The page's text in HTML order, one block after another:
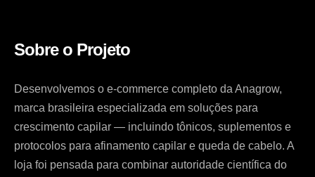
Sobre o Projeto
Desenvolvemos o e-commerce completo da Anagrow,
marca brasileira especializada em soluções para
crescimento capilar — incluindo tônicos, suplementos e
protocolos para afinamento capilar e queda de cabelo. A
loja foi pensada para combinar autoridade científica do